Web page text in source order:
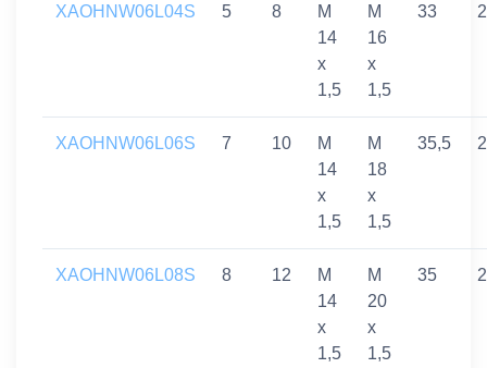
XAOHNW06L04S 5 8
M
14
x
1,5
M
16
x
1,5
33
XAOHNW06L06S 7 10
M
14
x
1,5
M
18
x
1,5
35,5
XAOHNW06L08S 8 12
M
14
x
1,5
M
20
x
1,5
35